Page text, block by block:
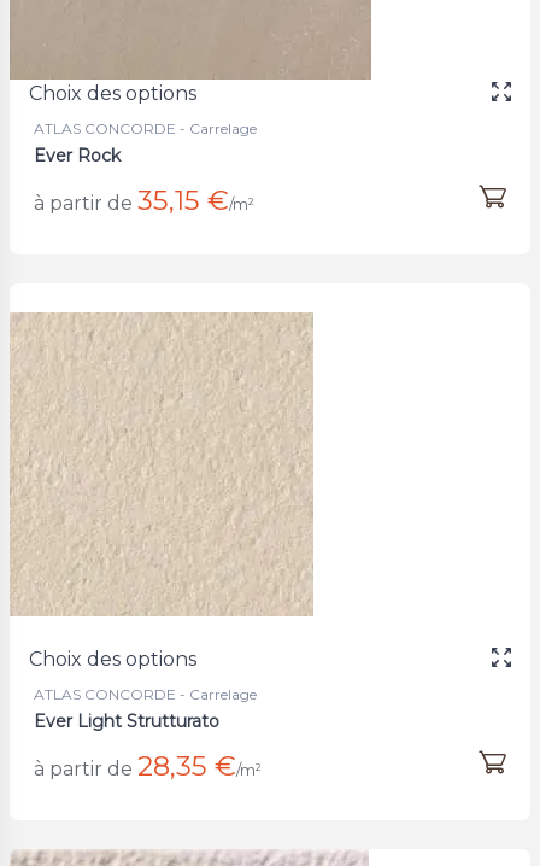
Choix des options
ATLAS CONCORDE - Carrelage
Ever Rock
à partir de 35,15 €/m²
Choix des options
ATLAS CONCORDE - Carrelage
Ever Light Strutturato
à partir de 28,35 €/m²